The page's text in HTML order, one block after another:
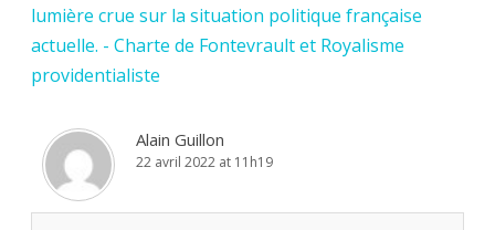
lumière crue sur la situation politique française
actuelle. - Charte de Fontevrault et Royalisme
providentialiste
Alain Guillon
22 avril 2022 at 11h19